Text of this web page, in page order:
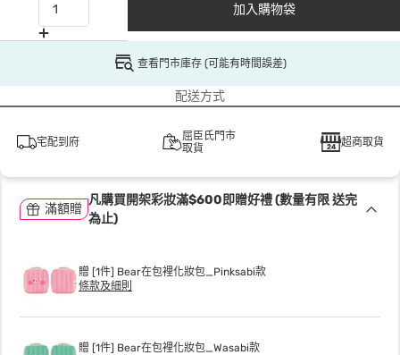
加入購物袋
查看門市庫存 (可能有時間誤差)
配送方式
宅配到府
屈臣氏門市
取貨
超商取貨
滿額贈
凡購買開架彩妝滿$600即贈好禮 (數量有限 送完
為止)
贈 [1件] Bear在包裡化妝包_Pinksabi款
條款及細則
贈 [1件] Bear在包裡化妝包_Wasabi款